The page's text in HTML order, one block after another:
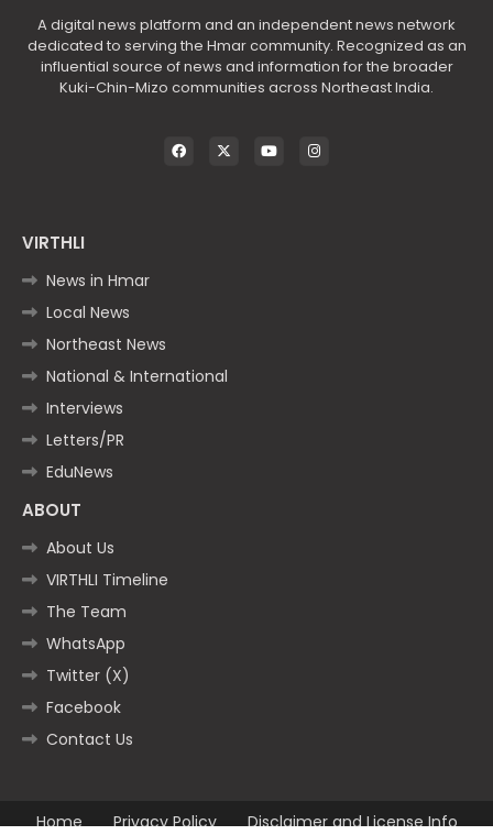
A digital news platform and an independent news network
dedicated to serving the Hmar community. Recognized as an
influential source of news and information for the broader
Kuki-Chin-Mizo communities across Northeast India.
VIRTHLI
News in Hmar
Local News
Northeast News
National & International
Interviews
Letters/PR
EduNews
ABOUT
About Us
VIRTHLI Timeline
The Team
WhatsApp
Twitter (X)
Facebook
Contact Us
Home Privacy Policy Disclaimer and License Info